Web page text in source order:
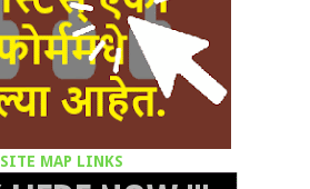
SITE MAP LINKS